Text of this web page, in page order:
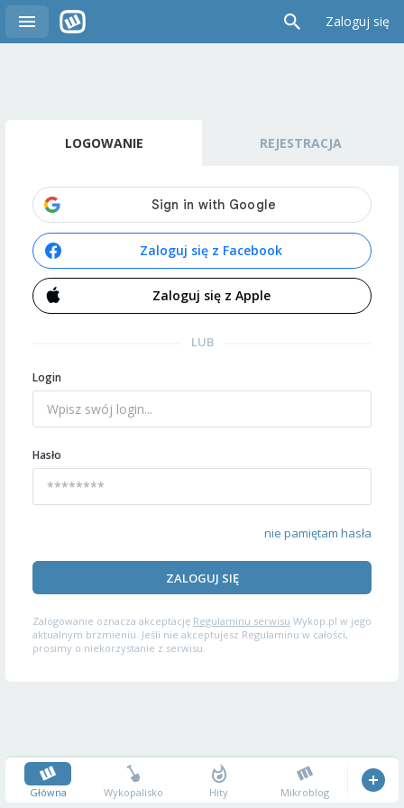
Zaloguj się
LOGOWANIE REJESTRACJA
Zaloguj się z Facebook
Zaloguj się z Apple
LUB
Login
Hasło
nie pamiętam hasła
ZALOGUJ SIĘ
Zalogowanie oznacza akceptację Regulaminu serwisu Wykop.pl w jego
aktualnym brzmieniu. Jeśli nie akceptujesz Regulaminu w całości,
prosimy o niekorzystanie z serwisu.
Główna Wykopalisko Hity Mikroblog